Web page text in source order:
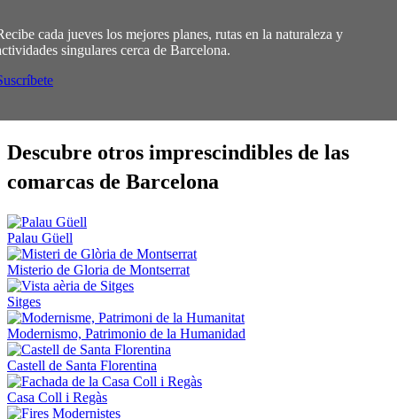
cada jueves los mejores planes, rutas en la naturaleza y
singulares cerca de Barcelona.
Descubre otros imprescindibles de las
comarcas de Barcelona
Palau Güell
Misterio de Gloria de Montserrat
Sitges
Modernismo, Patrimonio de la Humanidad
Castell de Santa Florentina
Casa Coll i Regàs